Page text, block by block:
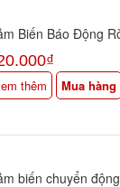
Biến Báo Động
Minh KTS-TN2
thêm Mua hàng
biến chuyển